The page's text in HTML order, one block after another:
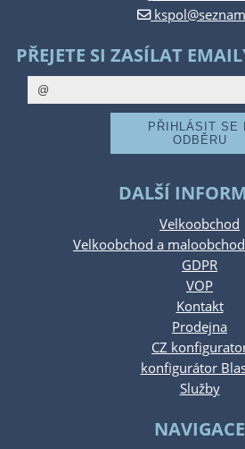
PŘEJETE SI ZASÍLAT
DALŠÍ
Velkoobchod
Velkoobchod a
GDPR
VOP
Kontakt
Prodejna
CZ
konfigurátor
Služby
NAVIGACE